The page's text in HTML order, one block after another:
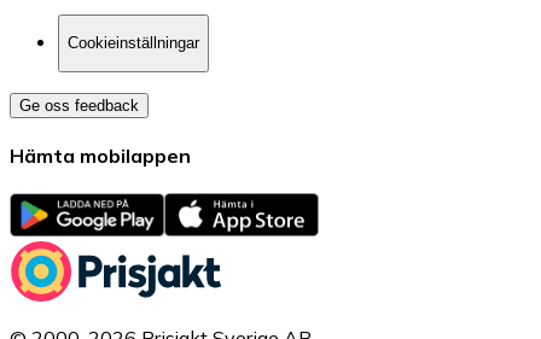
Cookieinställningar
Ge oss feedback
Hämta mobilappen